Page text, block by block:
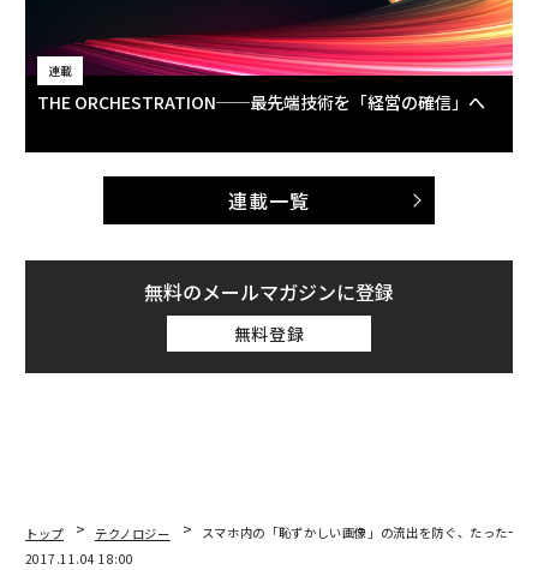
連載
THE ORCHESTRATION──最先端技術を「経営の確信」へ
連載一覧
無料のメールマガジンに登録
無料登録
トップ テクノロジー
スマホ内の「恥ずかしい画像」の流出を防ぐ、たった一つ
2017.11.04 18:00